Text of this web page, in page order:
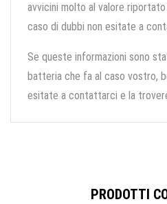
avvicini molto al valore
caso di dubbi non esitate a
Se queste informazioni sono
batteria che fa al caso vostro,
esitate a contattarci e la
PRODOTTI